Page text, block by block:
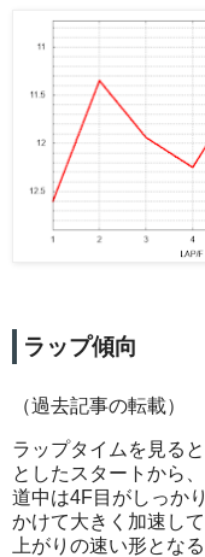
ラップ傾向
（過去記事の転載）
ラップタイムを見る
としたスタートから、
道中は4F目がしっか
かけて大きく加速して
上がりの速い形となる